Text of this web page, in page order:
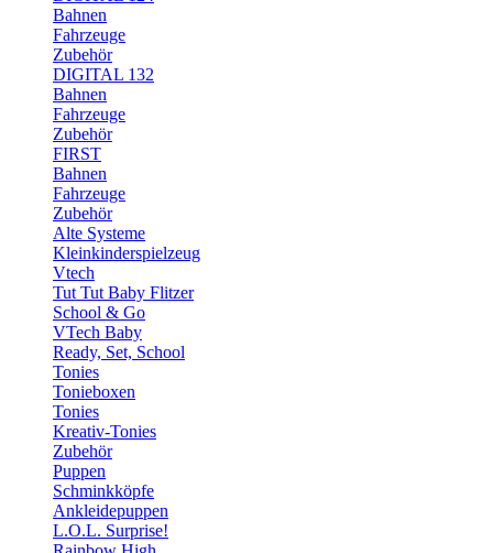
Bahnen
Fahrzeuge
Zubehör
DIGITAL 132
Bahnen
Fahrzeuge
Zubehör
FIRST
Bahnen
Fahrzeuge
Zubehör
Alte Systeme
Kleinkinderspielzeug
Vtech
Tut Tut Baby Flitzer
School & Go
VTech Baby
Ready, Set, School
Tonies
Tonieboxen
Tonies
Kreativ-Tonies
Zubehör
Puppen
Schminkköpfe
Ankleidepuppen
L.O.L. Surprise!